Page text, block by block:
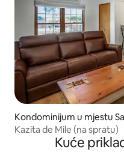
Kondominijum u mjestu
Kazita de Mile (na spratu)
Kuće